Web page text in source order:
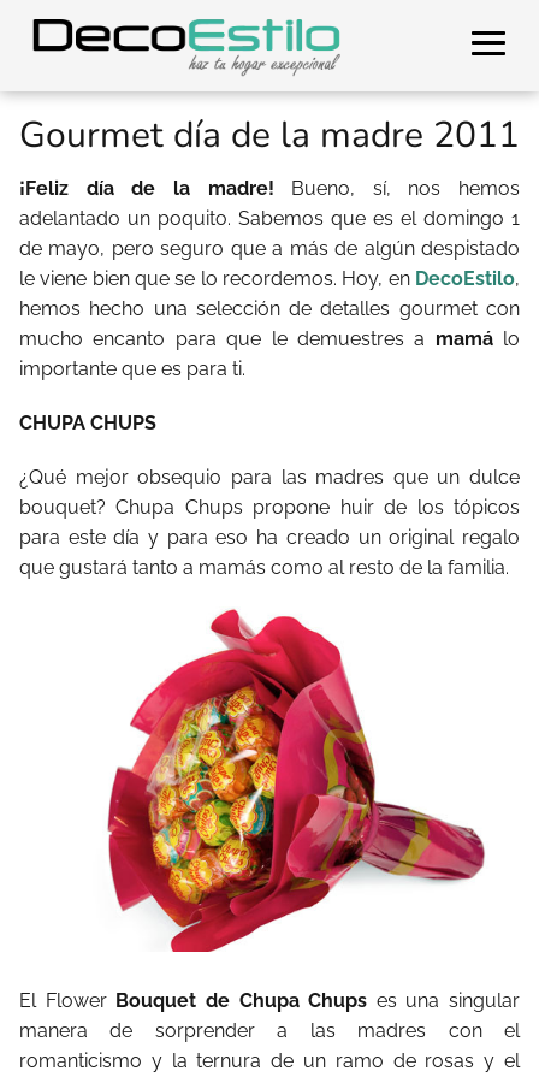
Gourmet día de la madre 2011
¡Feliz día de la madre! Bueno, sí, nos hemos
adelantado un poquito. Sabemos que es el domingo 1
de mayo, pero seguro que a más de algún despistado
le viene bien que se lo recordemos. Hoy, en DecoEstilo,
hemos hecho una selección de detalles gourmet con
mucho encanto para que le demuestres a mamá lo
importante que es para ti.
CHUPA CHUPS
¿Qué mejor obsequio para las madres que un dulce
bouquet? Chupa Chups propone huir de los tópicos
para este día y para eso ha creado un original regalo
que gustará tanto a mamás como al resto de la familia.
El Flower Bouquet de Chupa Chups es una singular
manera de sorprender a las madres con el
romanticismo y la ternura de un ramo de rosas y el